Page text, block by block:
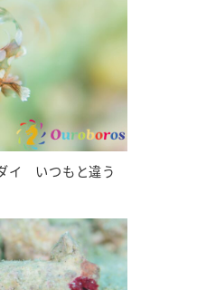
イ いつもと違う